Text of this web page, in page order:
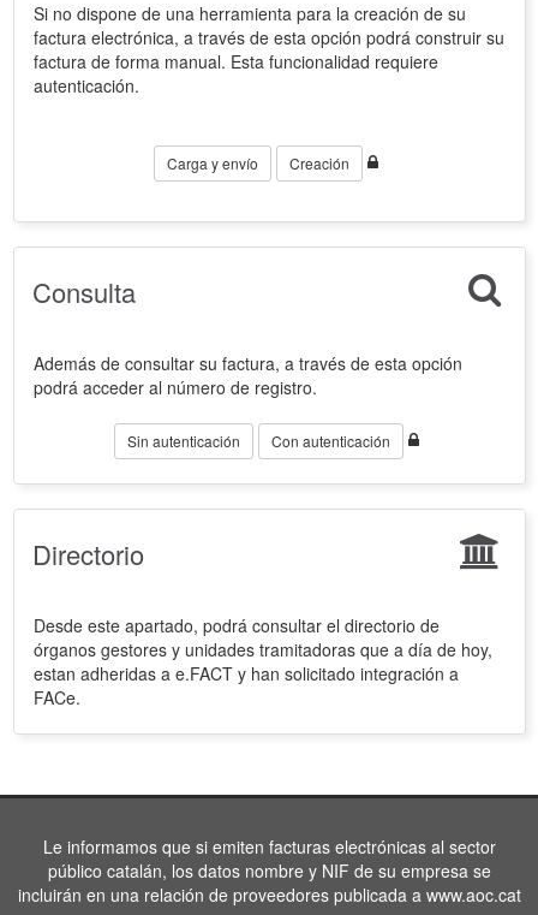
Si no dispone de una herramienta para la creación de su
factura electrónica, a través de esta opción podrá construir su
factura de forma manual. Esta funcionalidad requiere
autenticación.
Carga y envío Creación
Consulta
Además de consultar su factura, a través de esta opción
podrá acceder al número de registro.
Sin autenticación Con autenticación
Directorio
Desde este apartado, podrá consultar el directorio de
órganos gestores y unidades tramitadoras que a día de hoy,
estan adheridas a e.FACT y han solicitado integración a
FACe.
Le informamos que si emiten facturas electrónicas al sector
público catalán, los datos nombre y NIF de su empresa se
incluirán en una relación de proveedores publicada a www.aoc.cat